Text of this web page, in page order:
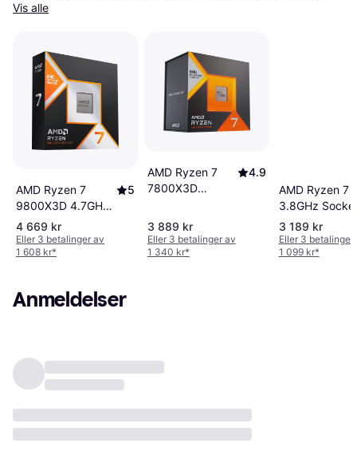
Vis alle
AMD Ryzen 7
9800X3D 4.7GHz
Socket AM5 Box
without Cooler
5
4 669 kr
Eller 3 betalinger av
1 608 kr*
AMD Ryzen 7
7800X3D
AM5 Box without
Cooler
4.9
3 889 kr
Eller 3 betalinger av
1 340 kr*
AMD Ryzen 7
3.8GHz
Box without
3 189 kr
Eller 3 betalinger
1 099 kr*
Anmeldelser